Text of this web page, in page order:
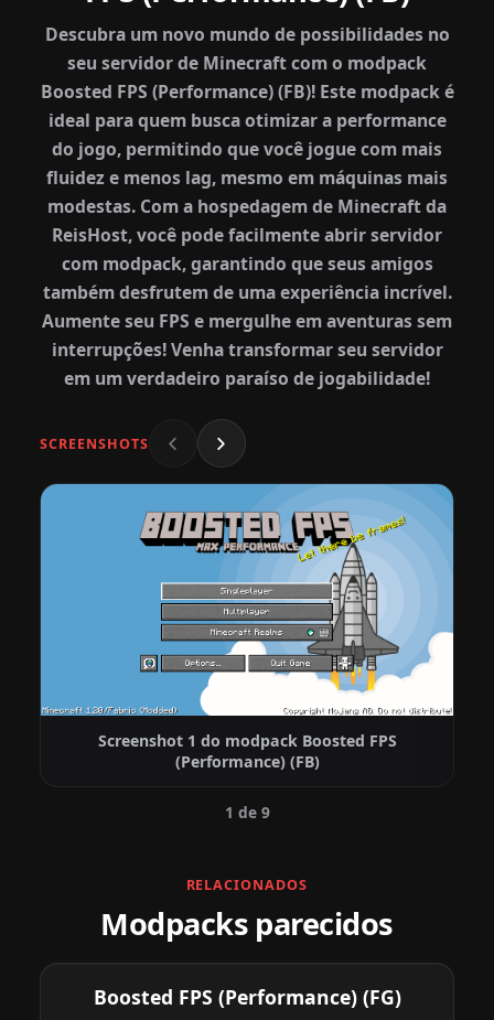
Descubra um novo mundo de possibilidades no
seu servidor de Minecraft com o modpack
Boosted FPS (Performance) (FB)! Este modpack é
ideal para quem busca otimizar a performance
do jogo, permitindo que você jogue com mais
fluidez e menos lag, mesmo em máquinas mais
modestas. Com a hospedagem de Minecraft da
ReisHost, você pode facilmente abrir servidor
com modpack, garantindo que seus amigos
também desfrutem de uma experiência incrível.
Aumente seu FPS e mergulhe em aventuras sem
interrupções! Venha transformar seu servidor
em um verdadeiro paraíso de jogabilidade!
SCREENSHOTS
Screenshot 1 do modpack Boosted FPS
(Performance) (FB)
1 de 9
RELACIONADOS
Modpacks parecidos
Boosted FPS (Performance) (FG)